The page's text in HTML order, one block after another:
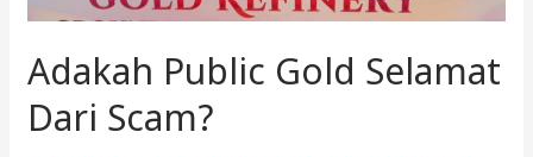
Adakah Public Gold Selamat
Dari Scam?